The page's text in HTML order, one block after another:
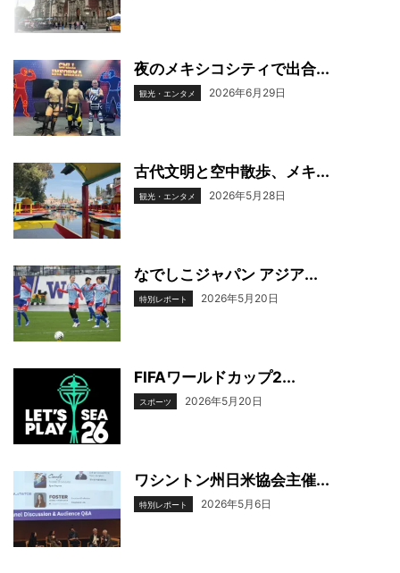
夜のメキシコシティで出合...
観光・エンタメ 2026年6月29日
古代文明と空中散歩、メキ...
観光・エンタメ 2026年5月28日
なでしこジャパン アジア...
特別レポート 2026年5月20日
FIFAワールドカップ2...
スポーツ 2026年5月20日
ワシントン州日米協会主催...
特別レポート 2026年5月6日